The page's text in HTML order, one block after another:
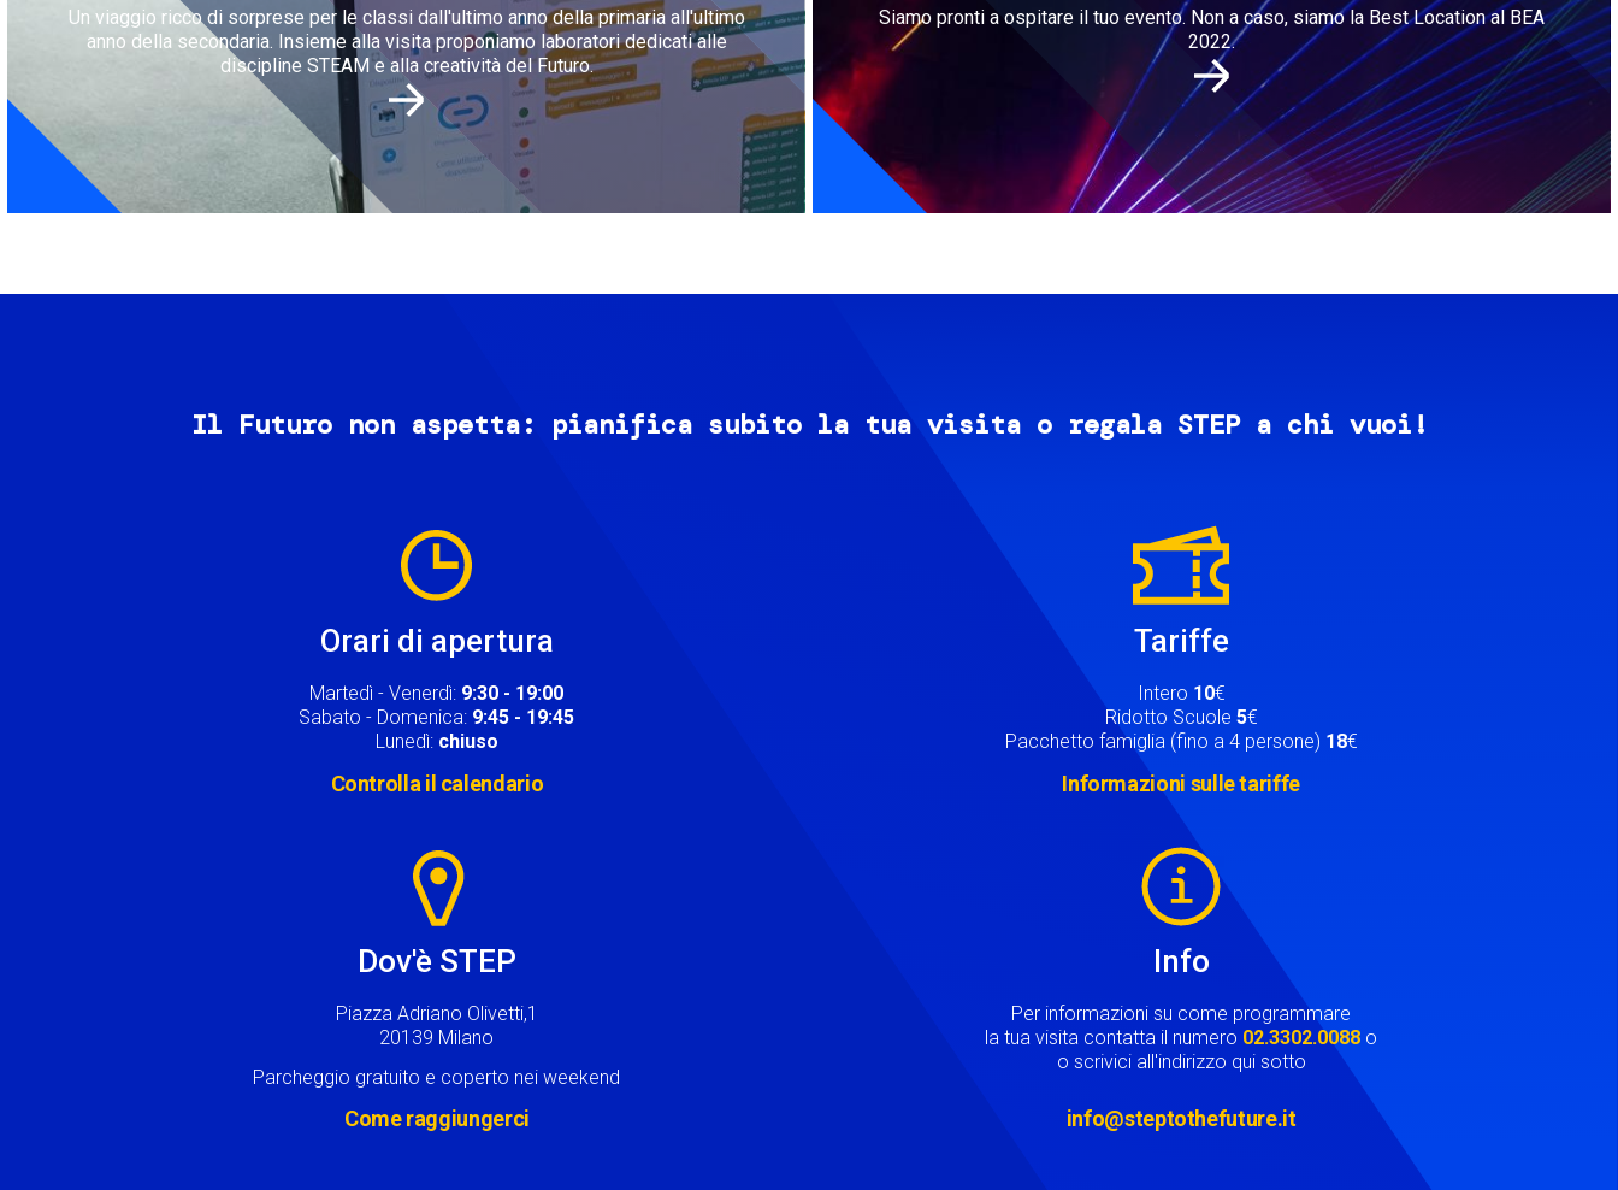
Un viaggio ricco di sorprese per le classi dall'ultimo anno della primaria all'ultimo
anno della secondaria. Insieme alla visita proponiamo laboratori dedicati alle
discipline STEAM e alla creatività del Futuro.
Siamo pronti a ospitare il tuo evento. Non a caso, siamo la Best Location al BEA
2022.
Il Futuro non aspetta: pianifica subito la tua visita o regala STEP a chi vuoi!
Orari di apertura
Martedì - Venerdì: 9:30 - 19:00
Sabato - Domenica: 9:45 - 19:45
Lunedì: chiuso
Controlla il calendario
Tariffe
Intero 10€
Ridotto Scuole 5€
Pacchetto famiglia (fino a 4 persone) 18€
Informazioni sulle tariffe
Dov'è STEP
Piazza Adriano Olivetti,1
20139 Milano
Parcheggio gratuito e coperto nei weekend
Come raggiungerci
Info
Per informazioni su come programmare
la tua visita contatta il numero 02.3302.0088 o
o scrivici all'indirizzo qui sotto
info@steptothefuture.it